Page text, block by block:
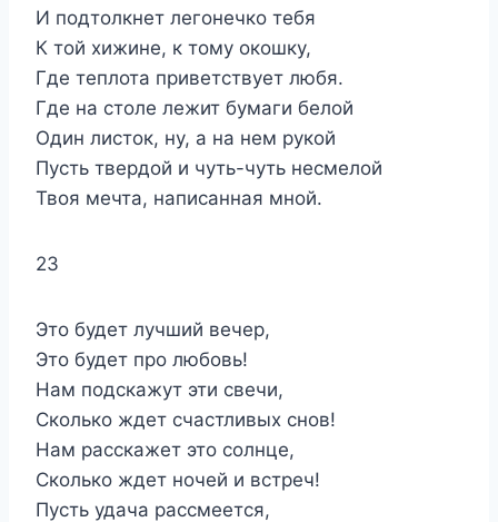
И подтолкнет легонечко тебя
К той хижине, к тому окошку,
Где теплота приветствует любя.
Где на столе лежит бумаги белой
Один листок, ну, а на нем рукой
Пусть твердой и чуть-чуть несмелой
Твоя мечта, написанная мной.
23
Это будет лучший вечер,
Это будет про любовь!
Нам подскажут эти свечи,
Сколько ждет счастливых снов!
Нам расскажет это солнце,
Сколько ждет ночей и встреч!
Пусть удача рассмеется,